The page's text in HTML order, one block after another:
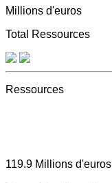
Millions d'euros
Total Ressources
Ressources
119.9 Millions d'euros